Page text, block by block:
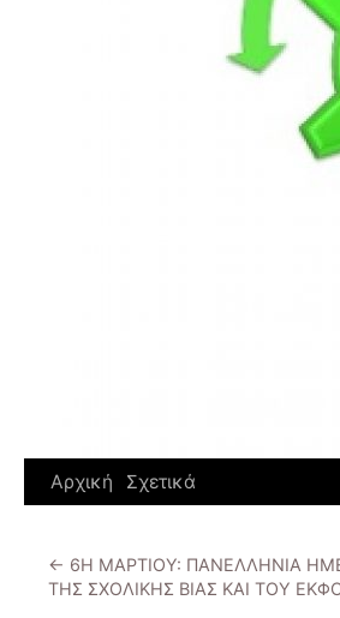
Αρχική Σχετικά
← 6Η ΜΑΡΤΙΟΥ: ΠΑΝΕΛΛΗΝΙΑ
ΤΗΣ ΣΧΟΛΙΚΗΣ ΒΙΑΣ ΚΑΙ ΤΟΥ